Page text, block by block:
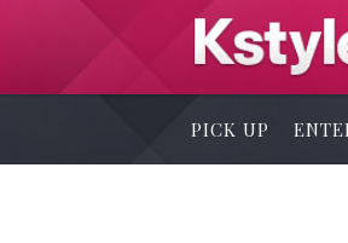
PICK UP